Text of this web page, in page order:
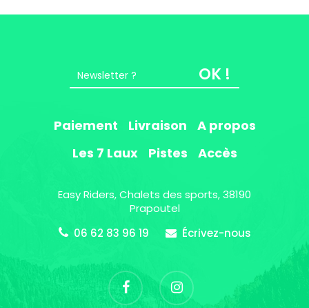
OK !
Paiement Livraison
A propos
Les 7 Laux
Pistes Accès
Easy Riders, Chalets des sports, 38190
Prapoutel
06 62 83 96 19
Écrivez-nous